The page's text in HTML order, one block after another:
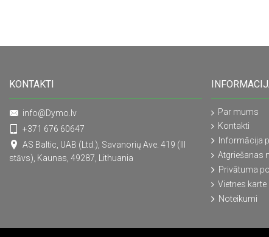
KONTAKTI
info@Dymo.lv
+371 676 60647
AS Baltic, UAB (Ltd.), Savanorių Ave. 419 (III
stāvs), Kaunas, 49287, Lithuania
Par mums
Kontakti
Informācija
Atgriešanas
Privātuma
Vietnes karte
Noteikumi